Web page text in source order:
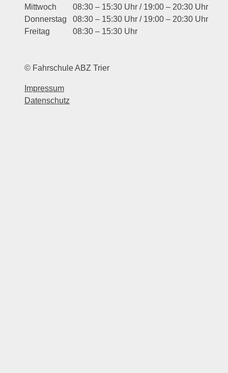
Mittwoch
08:30 – 15:30 Uhr / 19:00 – 20:30 Uhr
Donnerstag
08:30 – 15:30 Uhr / 19:00 – 20:30 Uhr
Freitag
08:30 – 15:30 Uhr
© Fahrschule ABZ Trier
Impressum
Datenschutz